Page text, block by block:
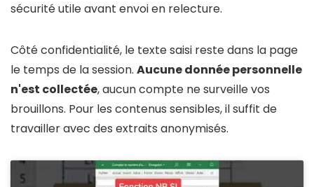
sécurité utile avant envoi en relecture.
Côté confidentialité, le texte saisi reste dans la page
le temps de la session. Aucune donnée personnelle
n'est collectée, aucun compte ne surveille vos
brouillons. Pour les contenus sensibles, il suffit de
travailler avec des extraits anonymisés.